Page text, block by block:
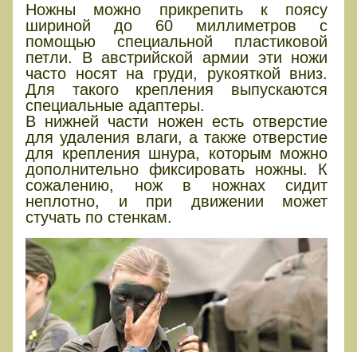
Ножны можно прикрепить к поясу
шириной до 60 миллиметров с
помощью специальной пластиковой
петли. В австрийской армии эти ножи
часто носят на груди, рукояткой вниз.
Для такого крепления выпускаются
специальные адаптеры.
В нижней части ножен есть отверстие
для удаления влаги, а также отверстие
для крепления шнура, которым можно
дополнительно фиксировать ножны. К
сожалению, нож в ножнах сидит
неплотно, и при движении может
стучать по стенкам.